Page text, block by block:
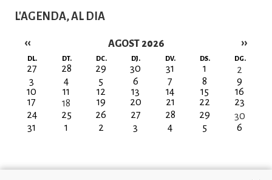
L'AGENDA, AL DIA
AGOST 2026
Paginació
‹‹ ››
DL. DT. DC. DJ. DV. DS. DG.
27 28 29 30 31 1
2
3
4 5 6 7 8
9
10
11 12 13 14 15
16
17
18 19 20 21 22
23
24
25 26 27 28 29
30
31
1 2 3 4 5 6